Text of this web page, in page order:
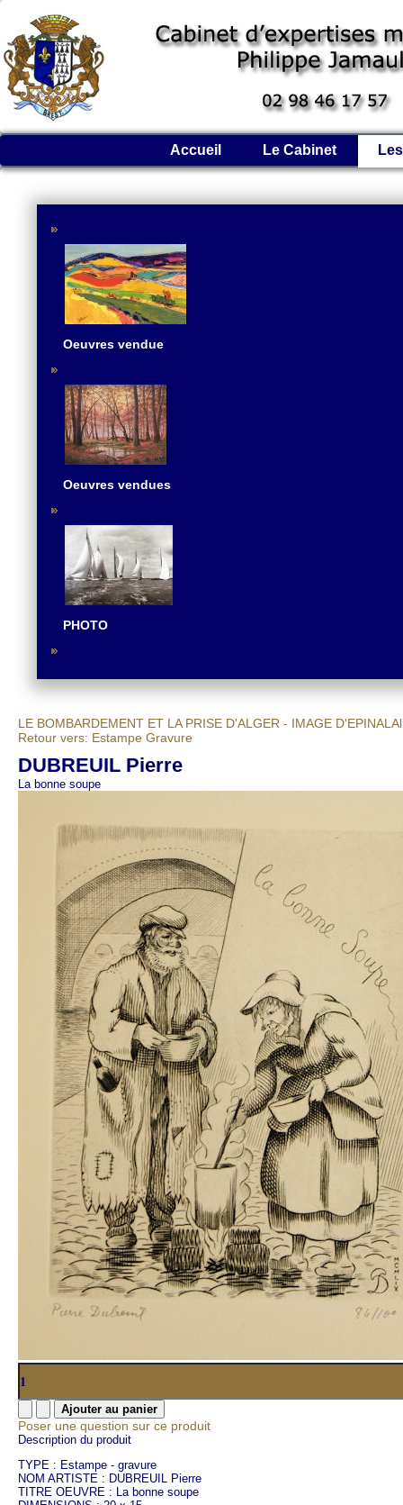
Accueil Le Cabinet
Oeuvres vendue
Oeuvres vendues
PHOTO
LE BOMBARDEMENT ET LA PRISE D'ALGER - IMAGE D'EPINAL
Retour vers: Estampe Gravure
DUBREUIL Pierre
La bonne soupe
Poser une question sur ce produit
Description du produit
TYPE : Estampe - gravure
NOM ARTISTE : DUBREUIL Pierre
TITRE OEUVRE : La bonne soupe